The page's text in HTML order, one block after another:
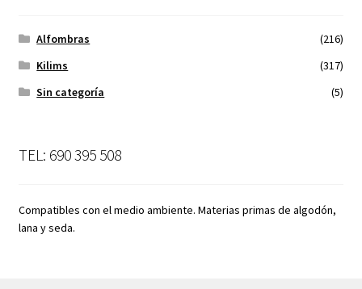
Alfombras
(216)
Kilims
(317)
Sin categoría
(5)
TEL: 690 395 508
Compatibles con el medio ambiente. Materias primas de algodón,
lana y seda.